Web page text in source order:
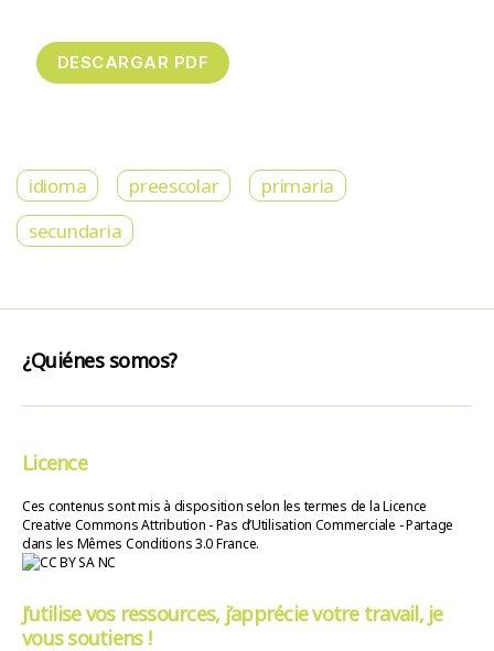
idioma preescolar
primaria
secundaria
¿Quiénes somos?
Licence
Ces contenus sont mis à disposition selon les termes de la Licence
Creative Commons Attribution - Pas d’Utilisation Commerciale - Partage
dans les Mêmes Conditions 3.0 France.
J’utilise vos ressources, j’apprécie votre travail, je
vous soutiens !